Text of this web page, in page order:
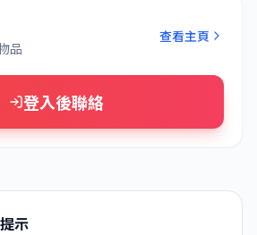
品
查看主頁
登入後聯絡
示